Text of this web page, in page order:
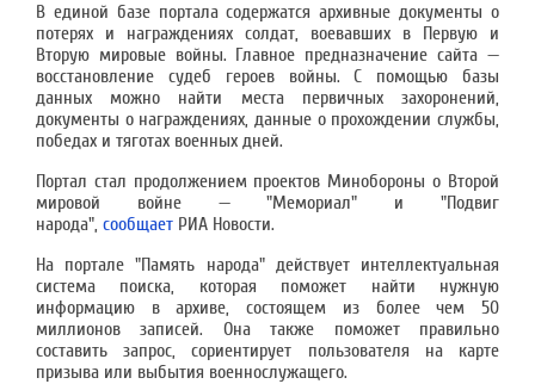
В единой базе портала содержатся архивные документы о
потерях и награждениях солдат, воевавших в Первую и
Вторую мировые войны. Главное предназначение сайта —
восстановление судеб героев войны. С помощью базы
данных можно найти места первичных захоронений,
документы о награждениях, данные о прохождении службы,
победах и тяготах военных дней.
Портал стал продолжением проектов Минобороны о Второй
мировой войне — "Мемориал" и "Подвиг
народа", сообщает РИА Новости.
На портале "Память народа" действует интеллектуальная
система поиска, которая поможет найти нужную
информацию в архиве, состоящем из более чем 50
миллионов записей. Она также поможет правильно
составить запрос, сориентирует пользователя на карте
призыва или выбытия военнослужащего.